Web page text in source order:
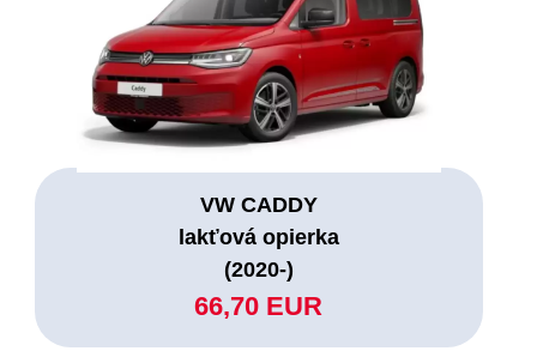
VW CADDY
lakťová opierka
(2020-)
66,70 EUR